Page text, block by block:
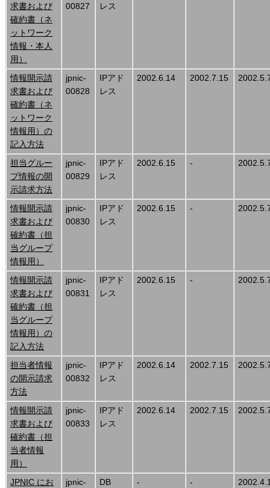
求書および
確約書（ネ
ットワーク
情報・本人
用）
00827
レス
情報開示請
求書および
確約書（ネ
ットワーク
情報用）の
記入方法
jpnic-
00828
IPアド
レス
2002.6.14 2002.7.15
担当グルー
プ情報の開
示請求方法
jpnic-
00829
IPアド
レス
2002.6.15 -
情報開示請
求書および
確約書（担
当グループ
情報用）
jpnic-
00830
IPアド
レス
2002.6.15 -
情報開示請
求書および
確約書（担
当グループ
情報用）の
記入方法
jpnic-
00831
IPアド
レス
2002.6.15 -
担当者情報
の開示請求
方法
jpnic-
00832
IPアド
レス
2002.6.14 2002.7.15
情報開示請
求書および
確約書（担
当者情報
用）
jpnic-
00833
IPアド
レス
2002.6.14 2002.7.15
JPNIC にお
jpnic-
DB - -